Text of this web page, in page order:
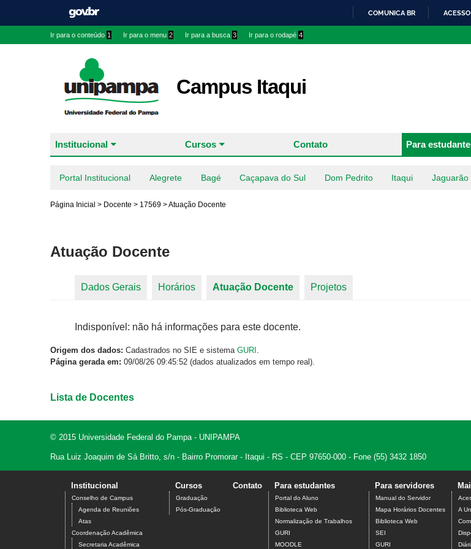
COMUNICA BR
Ir para o conteúdo 1 Ir para o menu 2 Ir para a busca 3 Ir para o rodapé 4
Campus Itaqui
Institucional Cursos Contato Para
Portal Institucional Alegrete Bagé Caçapava do Sul Dom Pedrito Itaqui Jaguarão
Página Inicial > Docente > 17569 >Atuação Docente
Atuação Docente
Dados Gerais Horários Atuação Docente (aba ativa)
Projetos
Indisponível: não há informações para este docente.
Origem dos dados: Cadastrados no SIE e sistema GURI
Página gerada em: 09/08/26 09:45:52 (dados atualizados em tempo real).
Lista de Docentes
© 2015 Universidade Federal do Pampa - UNIPAMPA
Rua Luiz Joaquim de Sá Britto, s/n - Bairro Promorar - Itaqui - RS - CEP 97650-000 - Fone (55) 3432 1850
Institucional
Conselho de Campus
Agenda de Reuniões
Atas
Coordenação Acadêmica
Secretaria Acadêmica
Cursos
Graduação
Pós-Graduação
Contato Para estudantes
Portal do Aluno
Biblioteca Web
Normalização de Trabalhos
GURI
MOODLE
Para servidores
Manual do Servidor
Mapa Horários Docentes
Biblioteca Web
SEI
GURI
A